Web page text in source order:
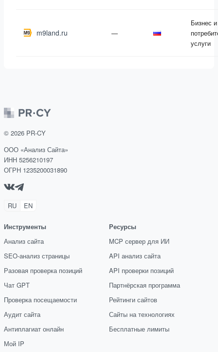
m9land.ru —
Бизнес и
услуги
© 2026 PR-CY
ООО «Анализ Сайта»
ИНН 5256210197
ОГРН 1235200031890
RU EN
Инструменты
Анализ сайта
SEO-анализ страницы
Разовая проверка позиций
Чат GPT
Проверка посещаемости
Аудит сайта
Антиплагиат онлайн
Мой IP
Ресурсы
MCP сервер для ИИ
API анализ сайта
API проверки позиций
Партнёрская программа
Рейтинги сайтов
Сайты на технологиях
Бесплатные лимиты